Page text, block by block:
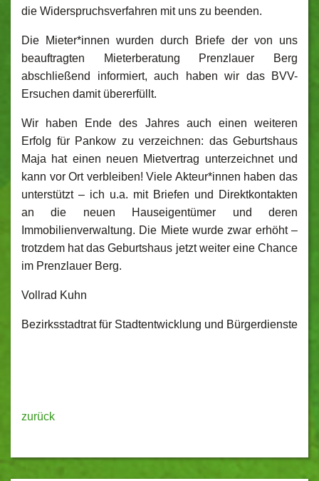
die Widerspruchsverfahren mit uns zu beenden.
Die Mieter*innen wurden durch Briefe der von uns
beauftragten Mieterberatung Prenzlauer Berg
abschließend informiert, auch haben wir das BVV-
Ersuchen damit übererfüllt.
Wir haben Ende des Jahres auch einen weiteren
Erfolg für Pankow zu verzeichnen: das Geburtshaus
Maja hat einen neuen Mietvertrag unterzeichnet und
kann vor Ort verbleiben! Viele Akteur*innen haben das
unterstützt – ich u.a. mit Briefen und Direktkontakten
an die neuen Hauseigentümer und deren
Immobilienverwaltung. Die Miete wurde zwar erhöht –
trotzdem hat das Geburtshaus jetzt weiter eine Chance
im Prenzlauer Berg.
Vollrad Kuhn
Bezirksstadtrat für Stadtentwicklung und Bürgerdienste
zurück